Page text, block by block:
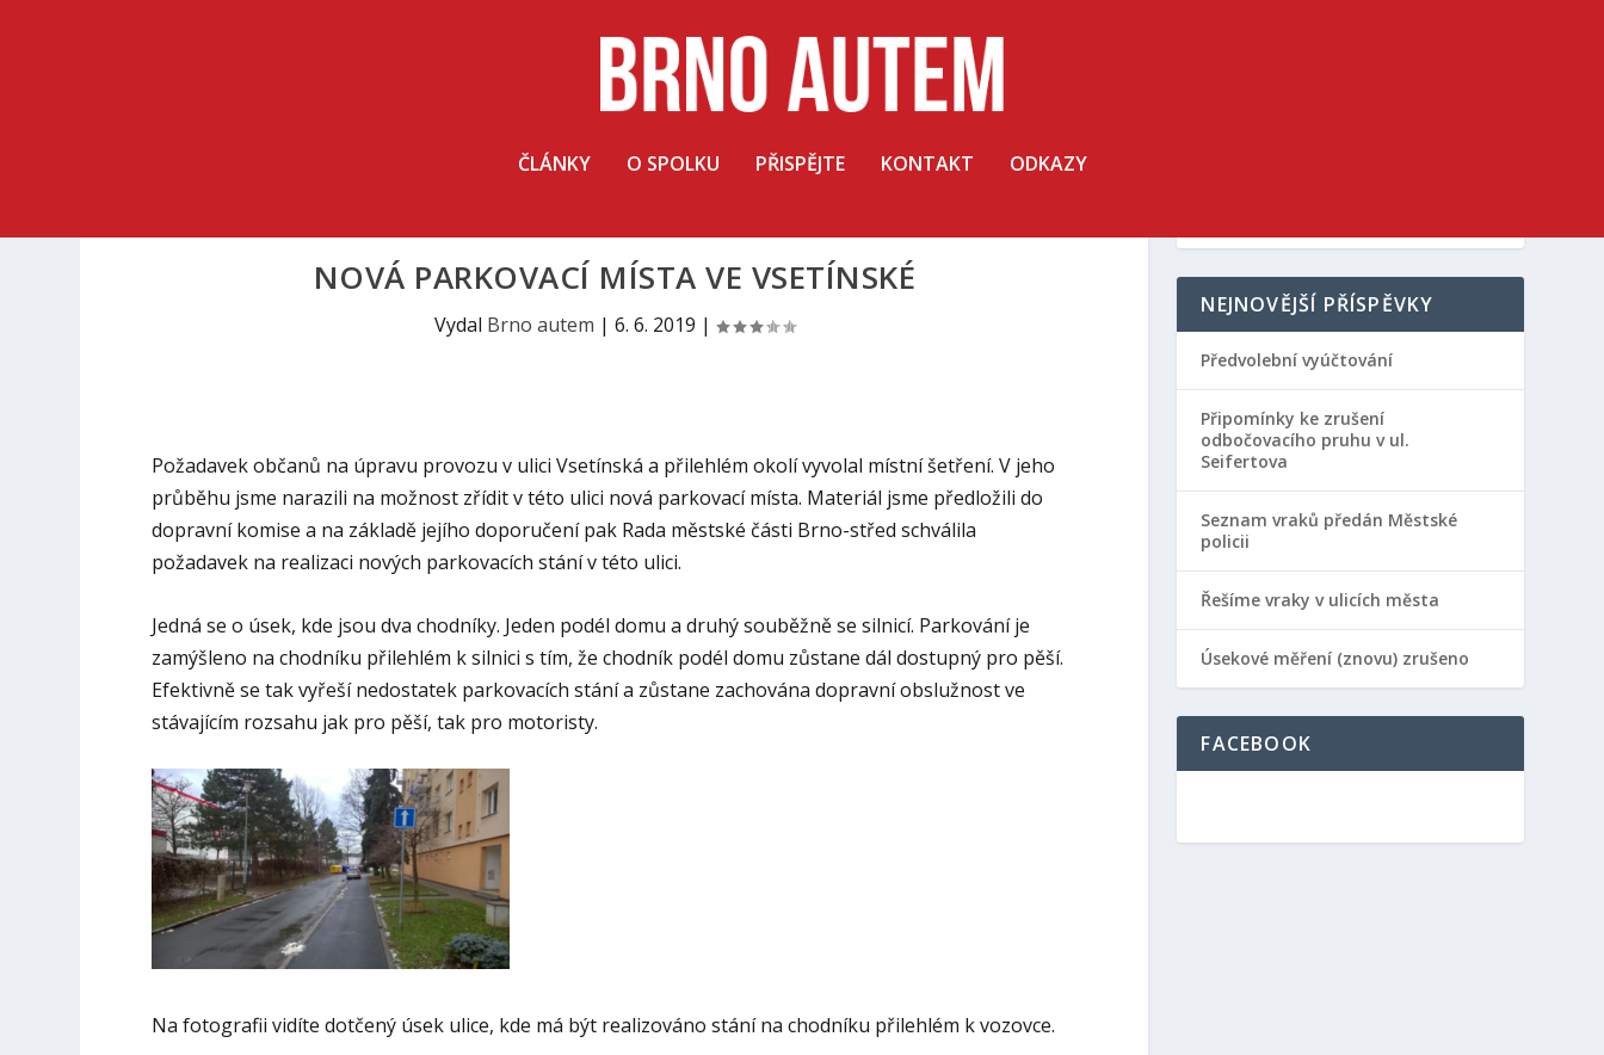
ČLÁNKY O SPOLKU PŘISPĚJTE KONTAKT ODKAZY
NOVÁ PARKOVACÍ MÍSTA VE VSETÍNSKÉ
Vydal Brno autem | 6. 6. 2019 |
Požadavek občanů na úpravu provozu v ulici Vsetínská a přilehlém okolí vyvolal místní šetření. V jeho
průběhu jsme narazili na možnost zřídit v této ulici nová parkovací místa. Materiál jsme předložili do
dopravní komise a na základě jejího doporučení pak Rada městské části Brno-střed schválila
požadavek na realizaci nových parkovacích stání v této ulici.
Jedná se o úsek, kde jsou dva chodníky. Jeden podél domu a druhý souběžně se silnicí. Parkování je
zamýšleno na chodníku přilehlém k silnici s tím, že chodník podél domu zůstane dál dostupný pro pěší.
Efektivně se tak vyřeší nedostatek parkovacích stání a zůstane zachována dopravní obslužnost ve
stávajícím rozsahu jak pro pěší, tak pro motoristy.
Na fotografii vidíte dotčený úsek ulice, kde má být realizováno stání na chodníku přilehlém k vozovce.
NEJNOVĚJŠÍ PŘÍSPĚVKY
Předvolební vyúčtování
Připomínky ke zrušení
odbočovacího pruhu v ul.
Seifertova
Seznam vraků předán Městské
policii
Řešíme vraky v ulicích města
Úsekové měření (znovu) zrušeno
FACEBOOK